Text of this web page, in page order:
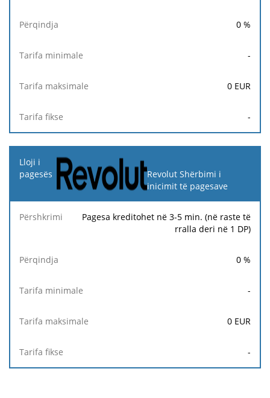
0 %
-
0 EUR
-
Revolut Shërbimi i
inicimit të pagesave
Pagesa kreditohet në 3-5 min. (në raste të
rralla deri në 1 DP)
0 %
-
0 EUR
-